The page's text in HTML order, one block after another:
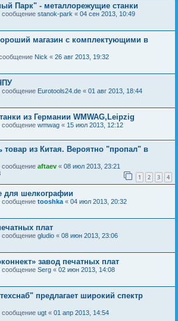
Парк" - металлорежущие станки
сообщение stanok-park « 04 сен 2013, 10:49
магазин с комплектующими в
Nick « 26 авг 2013, 19:32
сообщение Eurotools24.de « 01 авг 2013, 18:44
из Германии WMWAG,Leipzig
сообщение wmwag « 15 июл 2013, 12:12
товар из Китая. Вероятно "пропал" в
сообщение aftaev « 08 июл 2013, 23:21
1 2 3 4
для шелкографии
сообщение tooshka « 04 июл 2013, 20:32
плат
сообщение gludio « 08 июн 2013, 23:06
завод печатных плат
сообщение Serg « 02 июн 2013, 14:08
предлагает широкий спектр
сообщение ugt « 01 апр 2013, 14:54